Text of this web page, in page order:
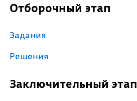
Отборочный этап
Задания
Решения
Заключительный этап